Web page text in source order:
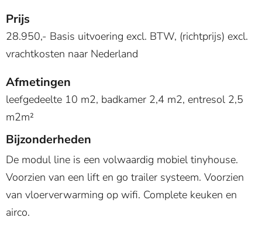
Prijs
28.950,- Basis uitvoering excl. BTW, (richtprijs) excl.
vrachtkosten naar Nederland
Afmetingen
leefgedeelte 10 m2, badkamer 2,4 m2, entresol 2,5
m2m²
Bijzonderheden
De modul line is een volwaardig mobiel tinyhouse.
Voorzien van een lift en go trailer systeem. Voorzien
van vloerverwarming op wifi. Complete keuken en
airco.